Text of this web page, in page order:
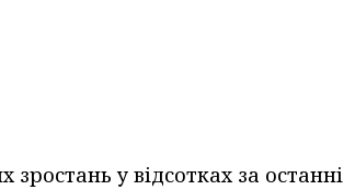
у відсотках за останні